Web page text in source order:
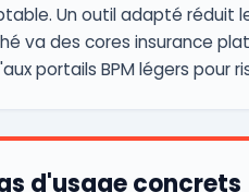
Un outil adapté réduit
va des cores insurance
portails BPM légers pour
d'usage concrets